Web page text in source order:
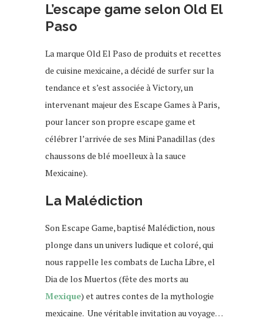
L’escape game selon Old El
Paso
La marque Old El Paso de produits et recettes
de cuisine mexicaine, a décidé de surfer sur la
tendance et s’est associée à Victory, un
intervenant majeur des Escape Games à Paris,
pour lancer son propre escape game et
célébrer l’arrivée de ses Mini Panadillas (des
chaussons de blé moelleux à la sauce
Mexicaine).
La Malédiction
Son Escape Game, baptisé Malédiction, nous
plonge dans un univers ludique et coloré, qui
nous rappelle les combats de Lucha Libre, el
Dia de los Muertos (fête des morts au
Mexique) et autres contes de la mythologie
mexicaine. Une véritable invitation au voyage…